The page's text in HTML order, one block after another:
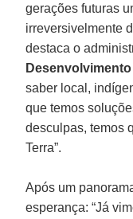
gerações futuras
irreversivelmente
destaca o
Desenvolvimento
saber local,
que temos
desculpas, temos
Terra”.
Após um
esperança: “Já